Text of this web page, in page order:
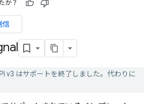
か？
信
v3 はサポートを終了しました。代わりに